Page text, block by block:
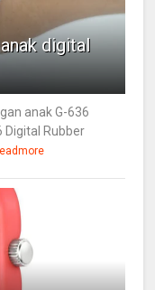
digital
anak G-636
Digital Rubber